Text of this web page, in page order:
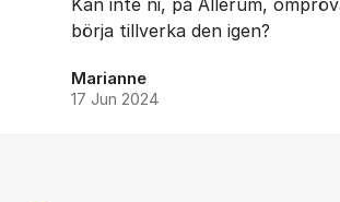
Kan inte ni, på Allerum,
börja tillverka den igen?
Marianne
17 Jun 2024